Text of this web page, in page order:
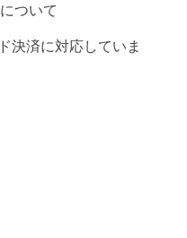
ついて
決済に対応していま